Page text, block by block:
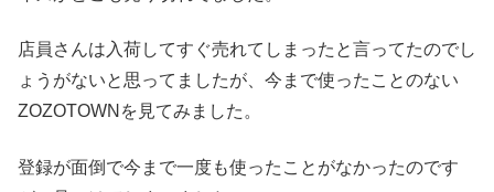
店員さんは入荷してすぐ売れてしまったと言ってたのでし
ょうがないと思ってましたが、今まで使ったことのない
ZOZOTOWNを見てみました。
登録が面倒で今まで一度も使ったことがなかったのです